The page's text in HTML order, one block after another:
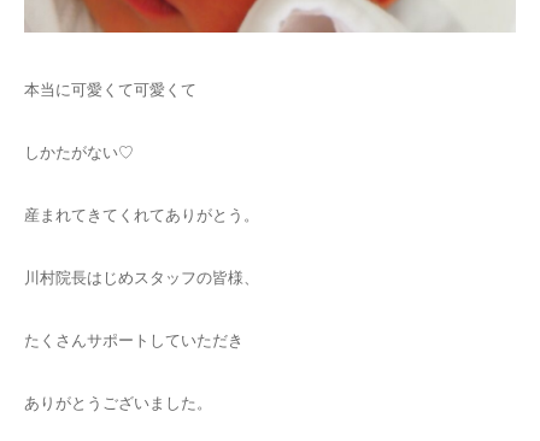
本当に可愛くて可愛くて
しかたがない♡
産まれてきてくれてありがとう。
川村院長はじめスタッフの皆様、
たくさんサポートしていただき
ありがとうございました。